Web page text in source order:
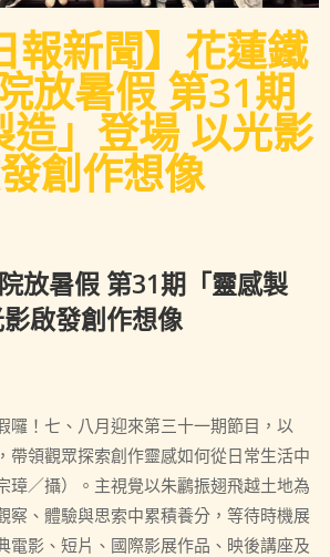
報新聞】花蓮鐵
放暑假 第31期
造」登場 以光影
創作想像
放暑假 第31期「靈感製
啟發創作想像
囉！七、八月迎來第三十一期節目，以
帶領觀眾探索創作靈感如何從日常生活中
璋／攝）。主視覺以朱鸝振翅飛越土地為
察、體驗與思索中累積養分，等待時機展
電影、短片、國際影展作品、映後講座及